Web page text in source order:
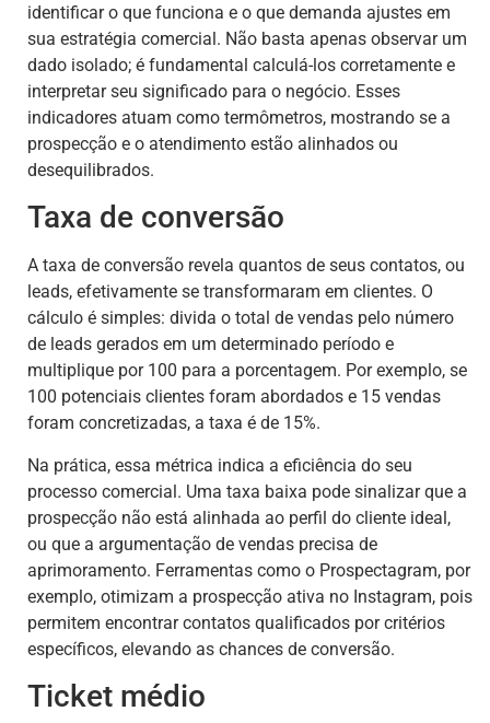
identificar o que funciona e o que demanda ajustes em
sua estratégia comercial. Não basta apenas observar um
dado isolado; é fundamental calculá-los corretamente e
interpretar seu significado para o negócio. Esses
indicadores atuam como termômetros, mostrando se a
prospecção e o atendimento estão alinhados ou
desequilibrados.
Taxa de conversão
A taxa de conversão revela quantos de seus contatos, ou
leads, efetivamente se transformaram em clientes. O
cálculo é simples: divida o total de vendas pelo número
de leads gerados em um determinado período e
multiplique por 100 para a porcentagem. Por exemplo, se
100 potenciais clientes foram abordados e 15 vendas
foram concretizadas, a taxa é de 15%.
Na prática, essa métrica indica a eficiência do seu
processo comercial. Uma taxa baixa pode sinalizar que a
prospecção não está alinhada ao perfil do cliente ideal,
ou que a argumentação de vendas precisa de
aprimoramento. Ferramentas como o Prospectagram, por
exemplo, otimizam a prospecção ativa no Instagram, pois
permitem encontrar contatos qualificados por critérios
específicos, elevando as chances de conversão.
Ticket médio